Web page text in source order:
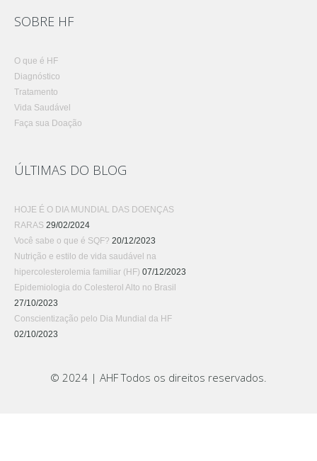
SOBRE HF
O que é HF
Diagnóstico
Tratamento
Vida Saudável
Faça sua Doação
ÚLTIMAS DO BLOG
HOJE É O DIA MUNDIAL DAS DOENÇAS
RARAS 29/02/2024
Você sabe o que é SQF? 20/12/2023
Nutrição e estilo de vida saudável na
hipercolesterolemia familiar (HF) 07/12/2023
Epidemiologia do Colesterol Alto no Brasil
27/10/2023
Conscientização pelo Dia Mundial da HF
02/10/2023
© 2024 | AHF Todos os direitos reservados.